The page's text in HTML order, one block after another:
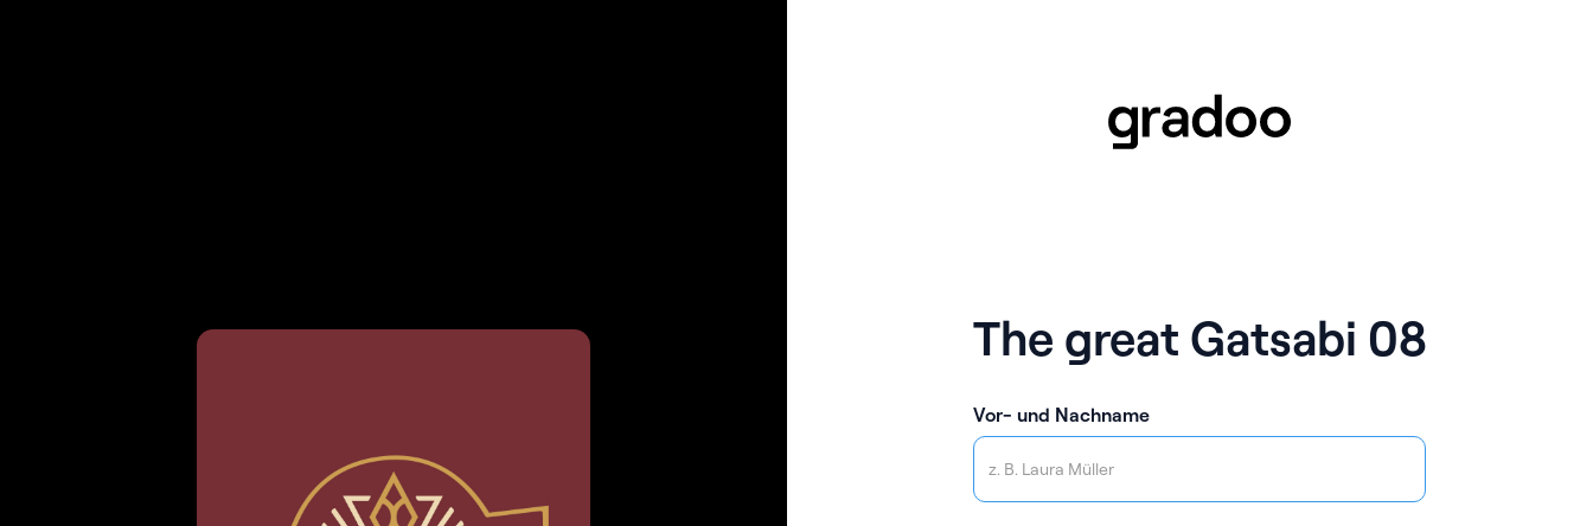
The great Gatsabi 08
Vor- und Nachname